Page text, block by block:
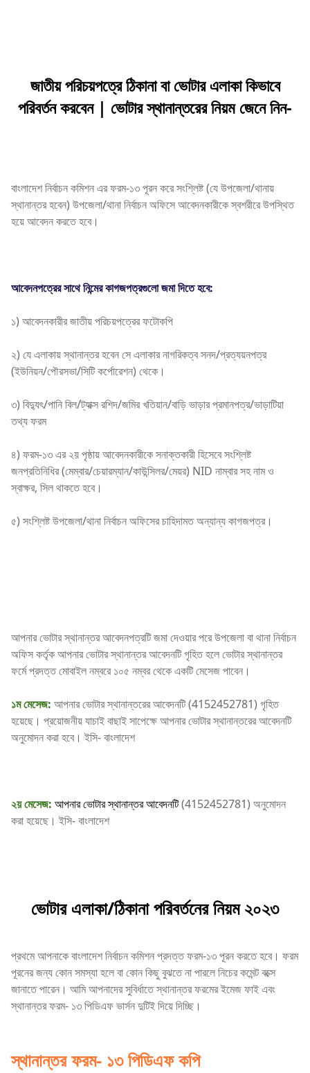
জাতীয় পরিচয়পত্রে ঠিকানা বা ভোটার এলাকা কিভাবে
পরিবর্তন করবেন | ভোটার স্থানান্তরের নিয়ম জেনে নিন-
বাংলাদেশ নির্বাচন কমিশন এর ফরম-১৩ পূরন করে সংশ্লিষ্ট (যে উপজেলা/থানায়
স্থানান্তর হবেন) উপজেলা/থানা নির্বাচন অফিসে আবেদনকারীকে স্বশরীরে উপস্থিত
হয়ে আবেদন করতে হবে।
আবেদনপত্রের সাথে নিন্মের কাগজপত্রগুলো জমা দিতে হবে:
১) আবেদনকারীর জাতীয় পরিচয়পত্রের ফটোকপি
২) যে এলাকায় স্থানান্তর হবেন সে এলাকার নাগরিকত্ব সনদ/প্রত্যয়নপত্র
(ইউনিয়ন/পৌরসভা/সিটি কর্পোরেশন) থেকে।
৩) বিদ্যুৎ/পানি বিল/ট্যাক্স রশিদ/জমির খতিয়ান/বাড়ি ভাড়ার প্রমানপত্র/ভাড়াটিয়া
তথ্য ফরম
৪) ফরম-১৩ এর ২য় পৃষ্ঠায় আবেদনকারীকে সনাক্তকারী হিসেবে সংশ্লিষ্ট
জনপ্রতিনিধির (মেম্বার/চেয়ারম্যান/কাউন্সিলর/মেয়র) NID নাম্বার সহ নাম ও
স্বাক্ষর, সিল থাকতে হবে।
৫) সংশ্লিষ্ট উপজেলা/থানা নির্বাচন অফিসের চাহিদামত অন্যান্য কাগজপত্র।
আপনার ভোটার স্থানান্তর আবেদনপত্রটি জমা দেওয়ার পরে উপজেলা বা থানা নির্বাচন
অফিস কর্তৃক আপনার ভোটার স্থানান্তর আবেদনটি গৃহিত হলে ভোটার স্থানান্তর
ফর্মে প্রদত্ত মোবাইল নম্বরে ১০৫ নম্বর থেকে একটি মেসেজ পাবেন।
১ম মেসেজ: আপনার ভোটার স্থানান্তরের আবেদনটি (4152452781) গৃহিত
হয়েছে। প্রয়োজনীয় যাচাই বাছাই সাপেক্ষে আপনার ভোটার স্থানান্তরের আবেদনটি
অনুমোদন করা হবে। ইসি- বাংলাদেশ
২য় মেসেজ: আপনার ভোটার স্থানান্তর আবেদনটি(4152452781) অনুমোদন
করা হয়েছে। ইসি- বাংলাদেশ
ভোটার এলাকা/ঠিকানা পরিবর্তনের নিয়ম ২০২৩
প্রথমে আপনাকে বাংলাদেশ নির্বাচন কমিশন প্রদত্ত ফরম-১৩ পূরন করতে হবে। ফরম
পূরনের জন্য কোন সমস্যা হলে বা কোন কিছু বুঝতে না পারলে নিচের কমেন্ট বক্সে
জানাতে পারেন। আমি আপনাদের সুবির্ধাতে স্থানান্তর ফরমের ইমেজ ফাই এবং
স্থানান্তর ফরম- ১৩ পিডিএফ ভার্সন দুটিই দিয়ে দিচ্ছি।
স্থানান্তর ফরম- ১৩ পিডিএফ কপি